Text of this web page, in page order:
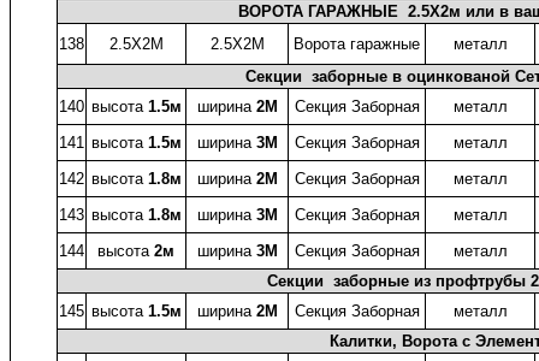
ВОРОТА ГАРАЖНЫЕ 2.5X2м или в
138
2.5X2М 2.5X2М Ворота гаражные
металл
Секции заборные в оцинкованой
140 высота 1.5м ширина 2М Секция Заборная
металл
141 высота 1.5м ширина 3М Секция Заборная
металл
142 высота 1.8м ширина 2М Секция Заборная
металл
143 высота 1.8м ширина 3М Секция Заборная
металл
144
высота 2м ширина 3М Секция Заборная
металл
Секции заборные из профтрубы
145 высота 1.5м ширина 2М Секция Заборная
металл
Калитки, Ворота с